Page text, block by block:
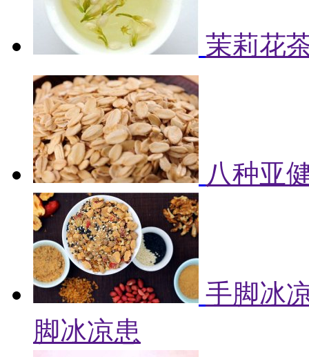
茉莉花
八种亚
手脚冰
脚冰凉患